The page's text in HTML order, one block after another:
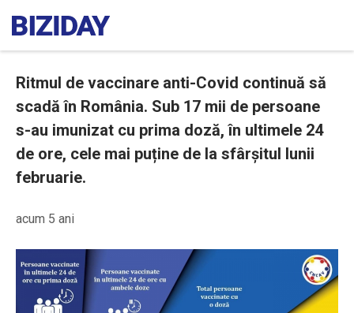
Ritmul de vaccinare anti-Covid continuă să
scadă în România. Sub 17 mii de persoane
s-au imunizat cu prima doză, în ultimele 24
de ore, cele mai puține de la sfârșitul lunii
februarie.
acum 5 ani